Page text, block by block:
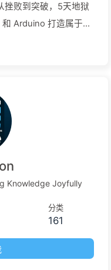
挫败到突破，5天地狱
Arduino 打造属于
Knowledge Joyfully
分类
161